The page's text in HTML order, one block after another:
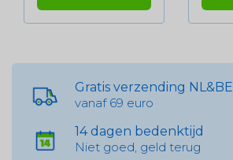
Gratis verzending NL&BE
vanaf 69 euro
14 dagen bedenktijd
Niet goed, geld terug